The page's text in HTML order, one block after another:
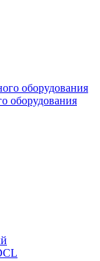
оборудования